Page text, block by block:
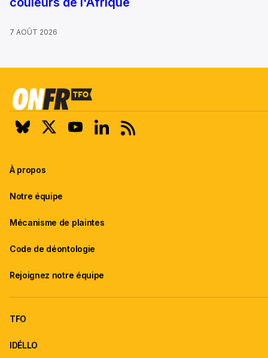
7 AOÛT 2026
À propos
Notre équipe
Mécanisme de plaintes
Code de déontologie
Rejoignez notre équipe
TFO
IDÉLLO